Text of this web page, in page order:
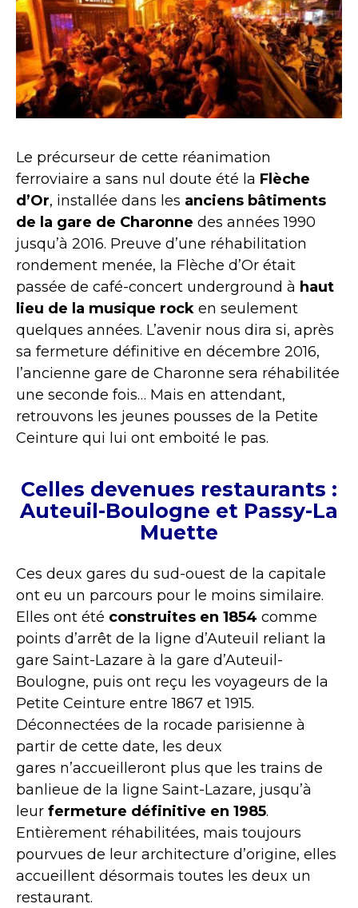
Le précurseur de cette réanimation
ferroviaire a sans nul doute été la Flèche
d’Or, installée dans les anciens bâtiments
de la gare de Charonne des années 1990
jusqu’à 2016. Preuve d’une réhabilitation
rondement menée, la Flèche d’Or était
passée de café-concert underground à haut
lieu de la musique rock en seulement
quelques années. L’avenir nous dira si, après
sa fermeture définitive en décembre 2016,
l’ancienne gare de Charonne sera réhabilitée
une seconde fois… Mais en attendant,
retrouvons les jeunes pousses de la Petite
Ceinture qui lui ont emboité le pas.
Celles devenues restaurants :
Auteuil-Boulogne et Passy-La
Muette
Ces deux gares du sud-ouest de la capitale
ont eu un parcours pour le moins similaire.
Elles ont été construites en 1854 comme
points d’arrêt de la ligne d’Auteuil reliant la
gare Saint-Lazare à la gare d’Auteuil-
Boulogne, puis ont reçu les voyageurs de la
Petite Ceinture entre 1867 et 1915.
Déconnectées de la rocade parisienne à
partir de cette date, les deux
gares n’accueilleront plus que les trains de
banlieue de la ligne Saint-Lazare, jusqu’à
leur fermeture définitive en 1985.
Entièrement réhabilitées, mais toujours
pourvues de leur architecture d’origine, elles
accueillent désormais toutes les deux un
restaurant.